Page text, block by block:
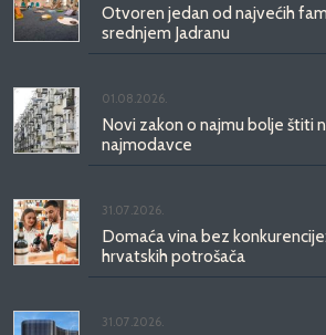
Otvoren jedan od najvećih
srednjem Jadranu
01.08.2026.
Novi zakon o najmu bolje štiti
najmodavce
31.07.2026.
Domaća vina bez
hrvatskih potrošača
31.07.2026.